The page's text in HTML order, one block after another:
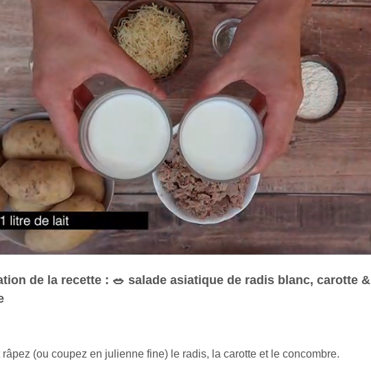
de la recette : 🥗 salade asiatique de radis blanc, carotte &
râpez (ou coupez en julienne fine) le radis, la carotte et le concombre.